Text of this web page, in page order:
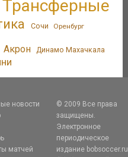
Трансферные
Сочи Оренбург
Акрон Динамо Махачкала
новости
матчей
© 2009 Все права
защищены.
Электронное
периодическое
издание bobsoccer.ru